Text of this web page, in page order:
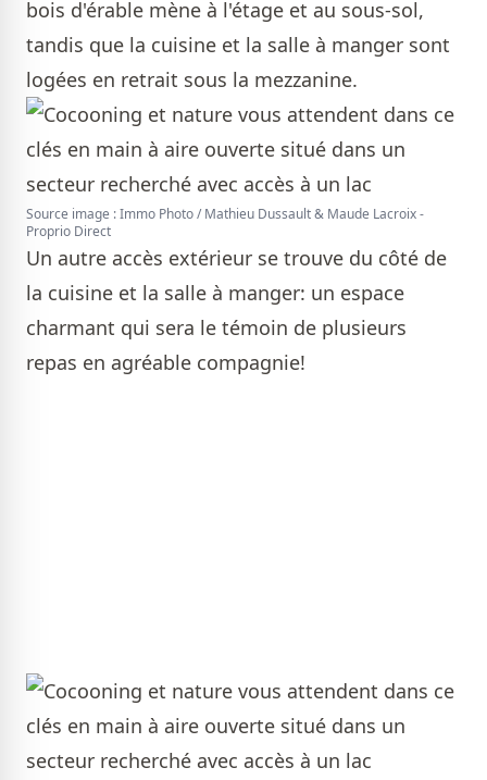
bois d'érable mène à l'étage et au sous-sol,
tandis que la cuisine et la salle à manger sont
logées en retrait sous la mezzanine.
Source image : Immo Photo / Mathieu Dussault & Maude Lacroix -
Proprio Direct
Un autre accès extérieur se trouve du côté de
la cuisine et la salle à manger: un espace
charmant qui sera le témoin de plusieurs
repas en agréable compagnie!